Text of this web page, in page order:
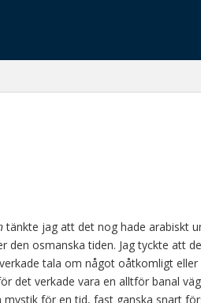
tänkte jag att det nog hade arabiskt
den osmanska tiden. Jag tyckte att
tala om något oåtkomligt
det verkade vara en alltför banal
mystik för en tid, fast ganska snart